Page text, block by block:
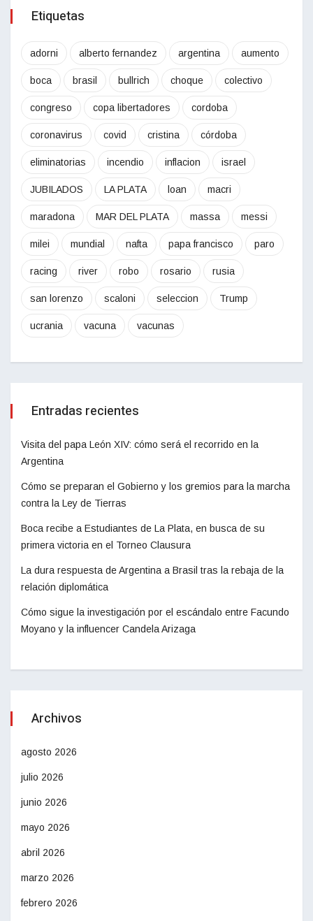
Etiquetas
adorni alberto fernandez argentina aumento
boca brasil bullrich choque colectivo
congreso copa libertadores cordoba
coronavirus covid cristina córdoba
eliminatorias incendio inflacion israel
JUBILADOS LA PLATA loan macri
maradona MAR DEL PLATA massa messi
milei mundial nafta papa francisco paro
racing river robo rosario rusia
san lorenzo scaloni seleccion Trump
ucrania vacuna vacunas
Entradas recientes
Visita del papa León XIV: cómo será el recorrido en la
Argentina
Cómo se preparan el Gobierno y los gremios para la marcha
contra la Ley de Tierras
Boca recibe a Estudiantes de La Plata, en busca de su
primera victoria en el Torneo Clausura
La dura respuesta de Argentina a Brasil tras la rebaja de la
relación diplomática
Cómo sigue la investigación por el escándalo entre Facundo
Moyano y la influencer Candela Arizaga
Archivos
agosto 2026
julio 2026
junio 2026
mayo 2026
abril 2026
marzo 2026
febrero 2026